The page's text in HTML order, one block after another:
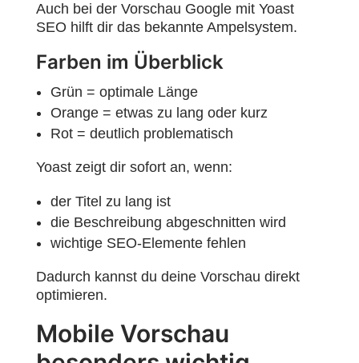
Auch bei der Vorschau Google mit Yoast
SEO hilft dir das bekannte Ampelsystem.
Farben im Überblick
Grün = optimale Länge
Orange = etwas zu lang oder kurz
Rot = deutlich problematisch
Yoast zeigt dir sofort an, wenn:
der Titel zu lang ist
die Beschreibung abgeschnitten wird
wichtige SEO-Elemente fehlen
Dadurch kannst du deine Vorschau direkt
optimieren.
Mobile Vorschau